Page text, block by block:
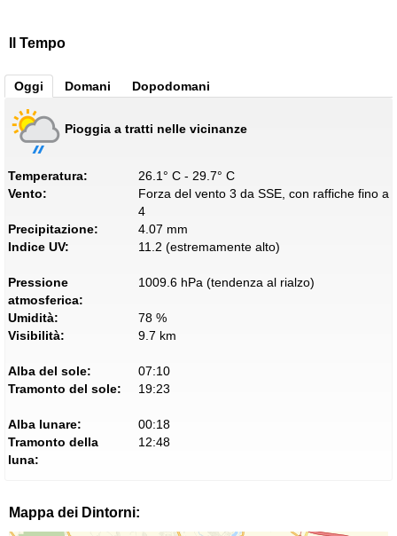
Il Tempo
Oggi Domani Dopodomani
Pioggia a tratti nelle vicinanze
Temperatura:
26.1° C - 29.7° C
Vento:
Forza del vento 3 da SSE, con raffiche fino a
4
Precipitazione:
4.07 mm
Indice UV:
11.2 (estremamente alto)
Pressione
atmosferica:
1009.6 hPa (tendenza al rialzo)
Umidità:
78 %
Visibilità:
9.7 km
Alba del sole:
07:10
Tramonto del sole:
19:23
Alba lunare:
00:18
Tramonto della
luna:
12:48
Mappa dei Dintorni: